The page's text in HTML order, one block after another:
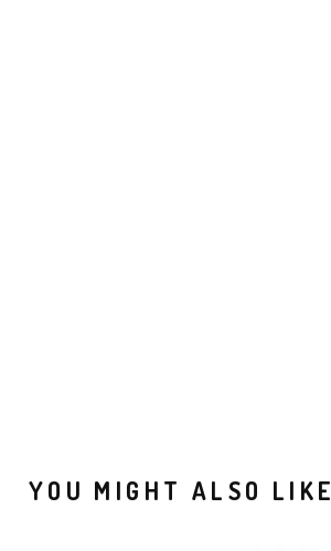
YOU MIGHT ALSO LIKE